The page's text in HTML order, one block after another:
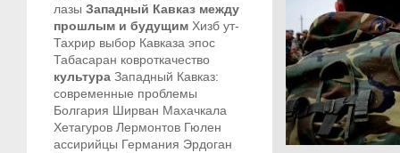
лазы Западный Кавказ между
прошлым и будущим Хизб ут-
Тахрир выбор Кавказа эпос
Табасаран ковроткачество
культура Западный Кавказ:
современные проблемы
Болгария Ширван Махачкала
Хетагуров Лермонтов Гюлен
ассирийцы Германия Эрдоган